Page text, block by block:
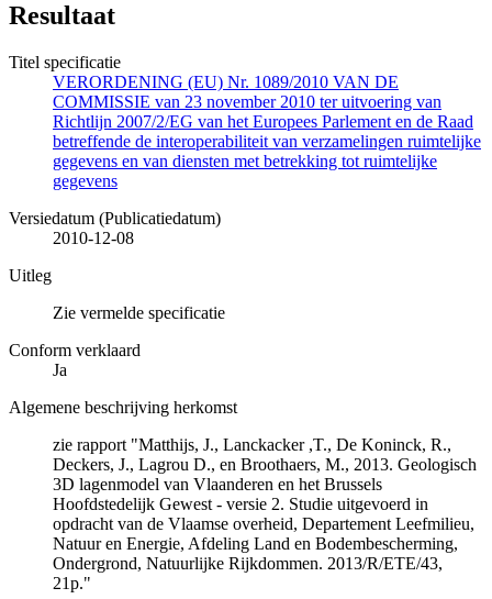
Resultaat
Titel specificatie
VERORDENING (EU) Nr. 1089/2010 VAN DE
COMMISSIE van 23 november 2010 ter uitvoering van
Richtlijn 2007/2/EG van het Europees Parlement en de Raad
betreffende de interoperabiliteit van verzamelingen ruimtelijke
gegevens en van diensten met betrekking tot ruimtelijke
gegevens
Versiedatum (Publicatiedatum)
2010-12-08
Uitleg
Zie vermelde specificatie
Conform verklaard
Ja
Algemene beschrijving herkomst
zie rapport "Matthijs, J., Lanckacker ,T., De Koninck, R.,
Deckers, J., Lagrou D., en Broothaers, M., 2013. Geologisch
3D lagenmodel van Vlaanderen en het Brussels
Hoofdstedelijk Gewest - versie 2. Studie uitgevoerd in
opdracht van de Vlaamse overheid, Departement Leefmilieu,
Natuur en Energie, Afdeling Land en Bodembescherming,
Ondergrond, Natuurlijke Rijkdommen. 2013/R/ETE/43,
21p."